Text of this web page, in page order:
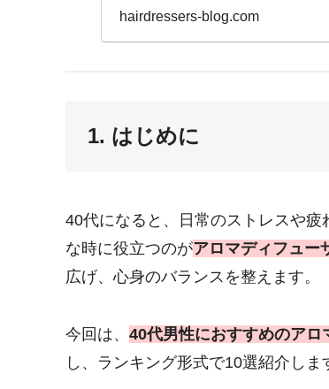
hairdressers-blog.com
1. はじめに
40代になると、日常のストレスや
な時に役立つのがアロマディフュー
広げ、心身のバランスを整えます。
今回は、 40代男性におすすめのアロ
し、ランキング形式で10選紹介しま